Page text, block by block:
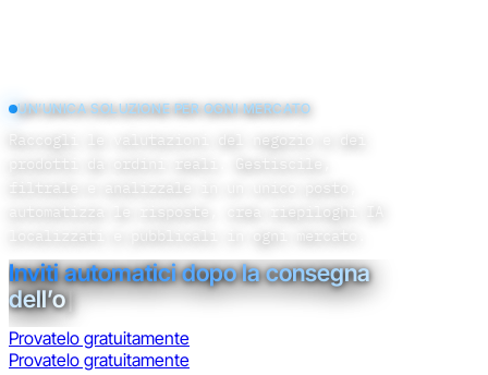
UN’UNICA SOLUZIONE PER OGNI MERCATO
Raccogli le valutazioni del negozio e dei
prodotti da ordini reali. Gestiscile,
filtrale e analizzale in un unico posto,
automatizza le risposte, crea riepiloghi IA
localizzati e pubblicali in ogni mercato.
Gestio|
Provatelo gratuitamente
Provatelo gratuitamente